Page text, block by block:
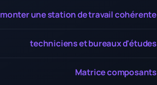
monter une station de travail cohérente
techniciens et bureaux d'études
Matrice composants